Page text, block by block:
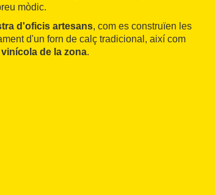
mòdic.
d'oficis artesans, com es construïen les
d'un forn de calç tradicional, així com
de la zona.